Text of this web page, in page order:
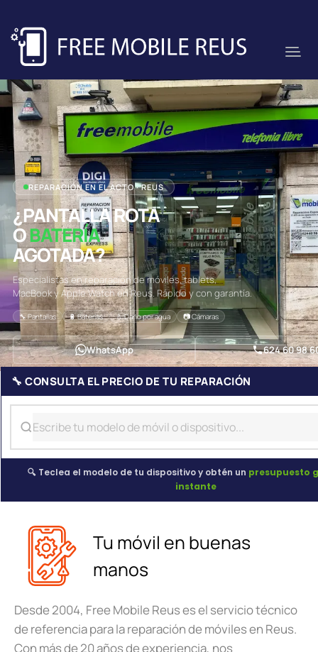
REPARACIÓN EN EL ACTO · REUS
¿PANTALLA ROTA
OBATERÍA
AGOTADA?
Especialistas en reparación de móviles, tablets,
MacBook y Apple Watch en Reus. Rápido y con garantía.
🔧 Pantallas 🔋 Baterías 💧 Daño por agua 📷 Cámaras
WhatsApp 624 60 98
🔧 CONSULTA EL PRECIO DE TU REPARACIÓN
🔍 Teclea el modelo de tu dispositivo y obtén un presupuesto
instante
Tu móvil en buenas
manos
Desde 2004, Free Mobile Reus es el servicio técnico
de referencia para la reparación de móviles en Reus.
Con más de 20 años de experiencia, nos